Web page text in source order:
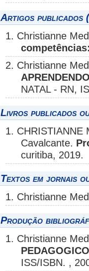
Artigos publicados
1. Christianne
2. Christianne
NATAL - RN,
Livros publicados
1. CHRISTIANNE
Cavalcante.
curitiba, 2019.
Textos em jornais
1. Christianne
Produção
1. Christianne
ISS/ISBN. ,